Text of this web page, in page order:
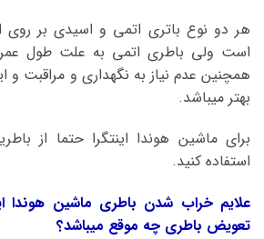
هر دو نوع باتری اتمی و اسیدی بر
است ولی باطری اتمی به علت طول عمر
همچنین عدم نیاز به نگهداری و مراقبت و
بهتر میباشد.
برای ماشین هوندا اینتگرا حتما از
استفاده کنید.
علایم خراب شدن باطری ماشین هوندا
تعویض باطری چه موقع میباشد؟